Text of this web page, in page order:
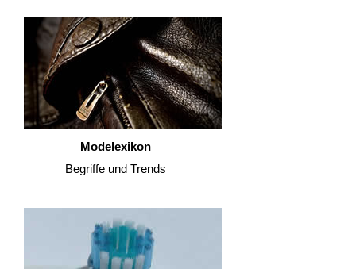
Modelexikon
Begriffe und Trends